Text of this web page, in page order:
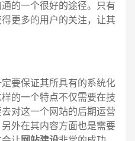
的一个很好的途径。只有
更多的用户的关注，让其
保证其所具有的系统化
的一个特点不仅需要在技
对这一个网站的后期运营
外在其内容方面也是需要